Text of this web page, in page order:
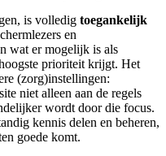
is volledig toegankelijk
en
wat er mogelijk is als
prioriteit krijgt. Het
(zorg)instellingen:
niet alleen aan de regels
wordt door die focus.
kennis delen en beheren,
goede komt.